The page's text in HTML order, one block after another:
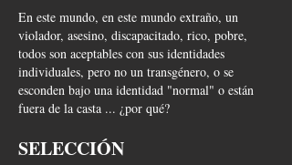
En este mundo, en este mundo extraño, un
violador, asesino, discapacitado, rico, pobre,
todos son aceptables con sus identidades
individuales, pero no un transgénero, o se
esconden bajo una identidad "normal" o están
fuera de la casta ... ¿por qué?
SELECCIÓN